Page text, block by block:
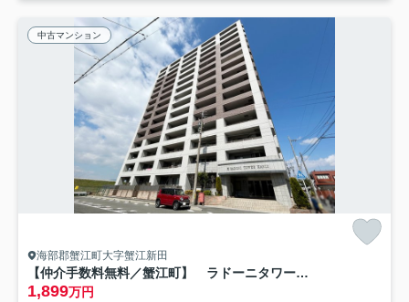
中古マンション
海部郡蟹江町大字蟹江新田
【仲介手数料無料／蟹江町】 ラドーニタワー蟹江 302号室
1,899万円